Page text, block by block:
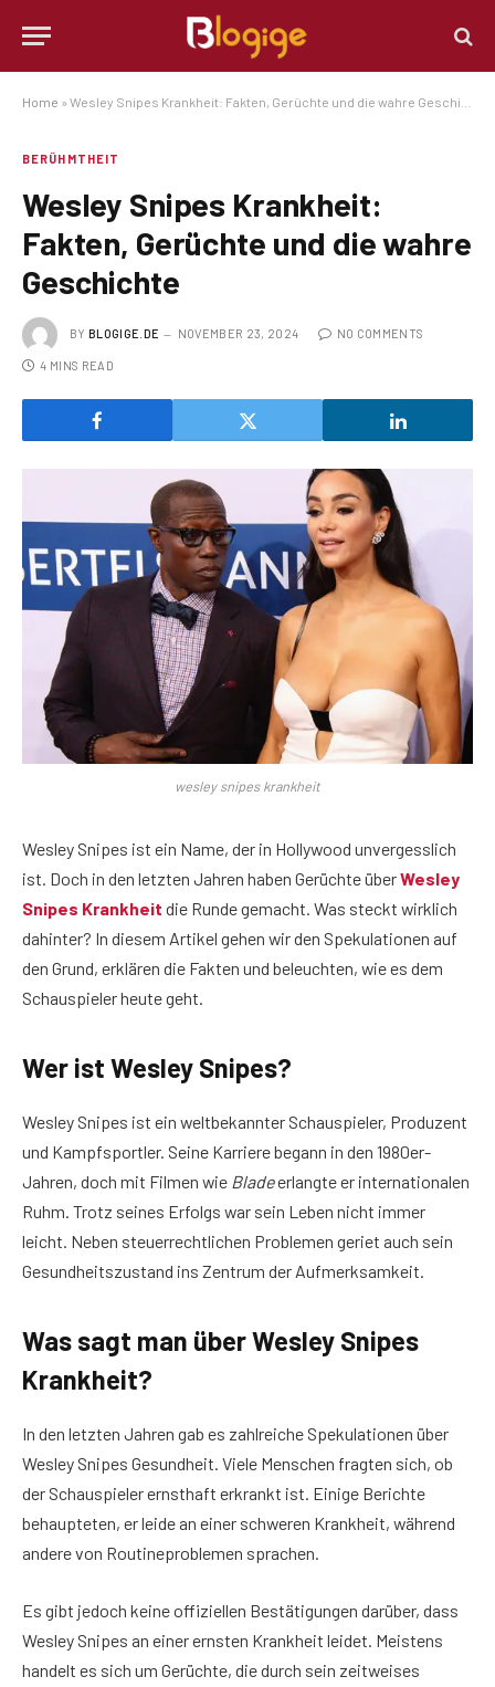
Home » Wesley Snipes Krankheit: Fakten, Gerüchte und die wahre Geschichte
BERÜHMTHEIT
Wesley Snipes Krankheit:
Fakten, Gerüchte und die wahre
Geschichte
BY BLOGIGE.DE NOVEMBER 23, 2024 NO COMMENTS
4 MINS READ
wesley snipes krankheit
Wesley Snipes ist ein Name, der in Hollywood unvergesslich
ist. Doch in den letzten Jahren haben Gerüchte überWesley
Snipes Krankheit die Runde gemacht. Was steckt wirklich
dahinter? In diesem Artikel gehen wir den Spekulationen auf
den Grund, erklären die Fakten und beleuchten, wie es dem
Schauspieler heute geht.
Wer ist Wesley Snipes?
Wesley Snipes ist ein weltbekannter Schauspieler, Produzent
und Kampfsportler. Seine Karriere begann in den 1980er-
Jahren, doch mit Filmen wie Bladeerlangte er internationalen
Ruhm. Trotz seines Erfolgs war sein Leben nicht immer
leicht. Neben steuerrechtlichen Problemen geriet auch sein
Gesundheitszustand ins Zentrum der Aufmerksamkeit.
Was sagt man über Wesley Snipes
Krankheit?
In den letzten Jahren gab es zahlreiche Spekulationen über
Wesley Snipes Gesundheit. Viele Menschen fragten sich, ob
der Schauspieler ernsthaft erkrankt ist. Einige Berichte
behaupteten, er leide an einer schweren Krankheit, während
andere von Routineproblemen sprachen.
Es gibt jedoch keine offiziellen Bestätigungen darüber, dass
Wesley Snipes an einer ernsten Krankheit leidet. Meistens
handelt es sich um Gerüchte, die durch sein zeitweises